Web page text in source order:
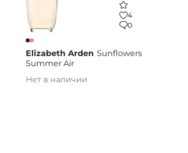
4
0
Elizabeth Arden Sunflowers
Summer Air
Нет в наличии